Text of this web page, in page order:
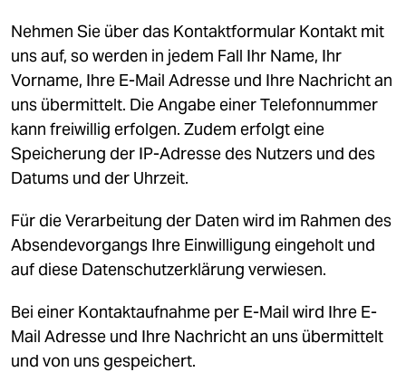
Nehmen Sie über das Kontaktformular Kontakt mit
uns auf, so werden in jedem Fall Ihr Name, Ihr
Vorname, Ihre E-Mail Adresse und Ihre Nachricht an
uns übermittelt. Die Angabe einer Telefonnummer
kann freiwillig erfolgen. Zudem erfolgt eine
Speicherung der IP-Adresse des Nutzers und des
Datums und der Uhrzeit.
Für die Verarbeitung der Daten wird im Rahmen des
Absendevorgangs Ihre Einwilligung eingeholt und
auf diese Datenschutzerklärung verwiesen.
Bei einer Kontaktaufnahme per E-Mail wird Ihre E-
Mail Adresse und Ihre Nachricht an uns übermittelt
und von uns gespeichert.